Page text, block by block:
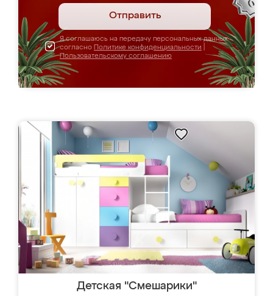
Отправить
Я соглашаюсь на передачу персональных данных
согласно Политике конфиденциальности
Пользовательскому соглашению
Детская "Смешарики"